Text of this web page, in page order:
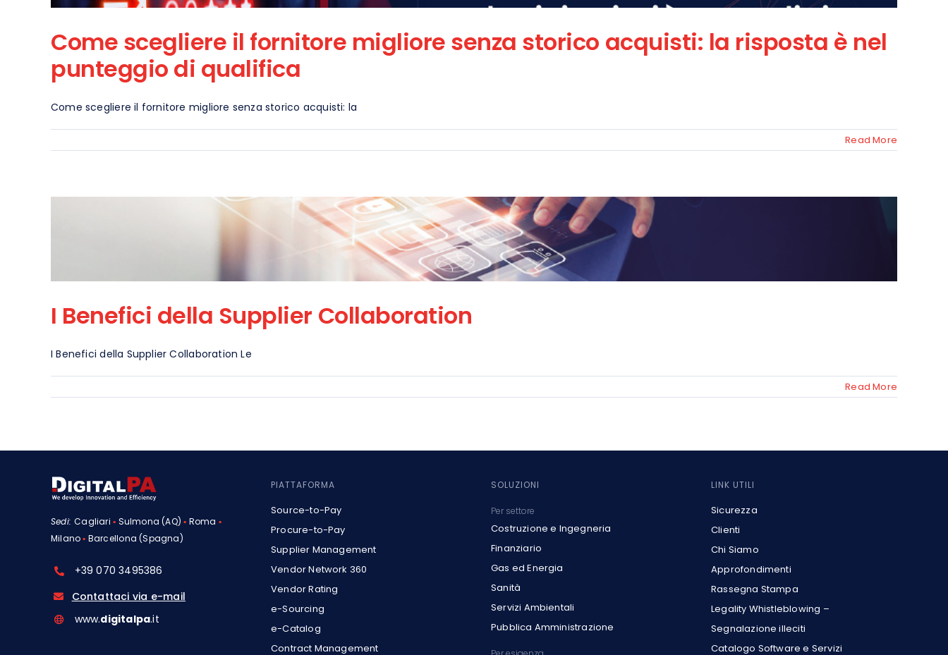
Come scegliere il fornitore migliore senza storico acquisti: la risposta è nel
punteggio di qualifica
Come scegliere il fornitore migliore senza storico acquisti: la
Read More
I Benefici della Supplier Collaboration
I Benefici della Supplier Collaboration Le
Read More
Sedi:Cagliari ▪ Sulmona (AQ)▪ Roma ▪
Milano▪ Barcellona (Spagna)
+39 070 3495386
Contattaci via e-mail
www.digitalpa.it
PIATTAFORMA
Source-to-Pay
Procure-to-Pay
Supplier Management
Vendor Network 360
Vendor Rating
e-Sourcing
e-Catalog
Contract Management
SOLUZIONI
Per settore
Costruzione e Ingegneria
Finanziario
Gas ed Energia
Sanità
Servizi Ambientali
Pubblica Amministrazione
LINK UTILI
Sicurezza
Clienti
Chi Siamo
Approfondimenti
Rassegna Stampa
Legality Whistleblowing –
Segnalazione illeciti
Catalogo Software e Servizi